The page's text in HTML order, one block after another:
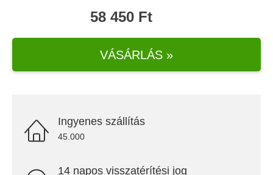
58 450 Ft
VÁSÁRLÁS »
Ingyenes szállítás
45.000
14 napos visszatérítési jog